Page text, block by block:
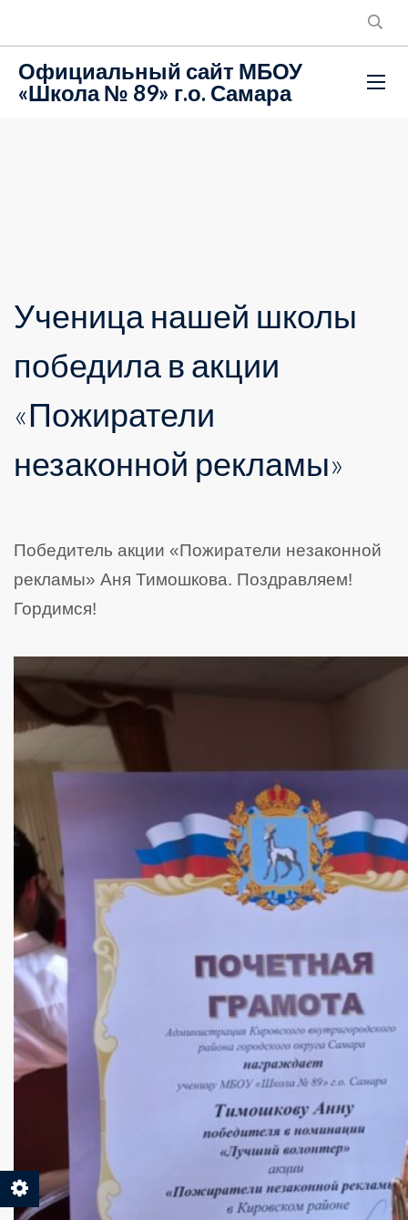
Официальный сайт МБОУ
«Школа № 89» г.о. Самара
Ученица нашей школы
победила в акции
«Пожиратели
незаконной рекламы»
Победитель акции «Пожиратели незаконной
рекламы» Аня Тимошкова. Поздравляем!
Гордимся!